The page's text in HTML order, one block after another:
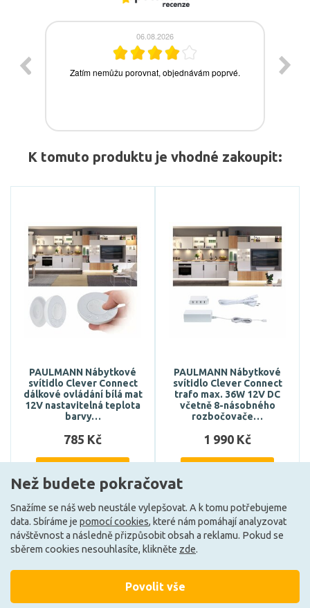
K tomuto produktu je vhodné zakoupit:
PAULMANN Nábytkové
svítidlo Clever Connect
dálkové ovládání bílá mat
12V nastavitelná teplota
barvy…
785 Kč
Může být u Vás 18. 8.
PAULMANN Nábytkové
svítidlo Clever Connect
trafo max. 36W 12V DC
včetně 8-násobného
rozbočovače…
1 990 Kč
Může být u Vás 18. 8.
Než budete pokračovat
Snažíme se náš web neustále vylepšovat. A k tomu potřebujeme
data. Sbíráme je pomocí cookies, které nám pomáhají analyzovat
návštěvnost a následně přizpůsobit obsah a reklamu. Pokud se
sběrem cookies nesouhlasíte, klikněte zde.
Povolit vše